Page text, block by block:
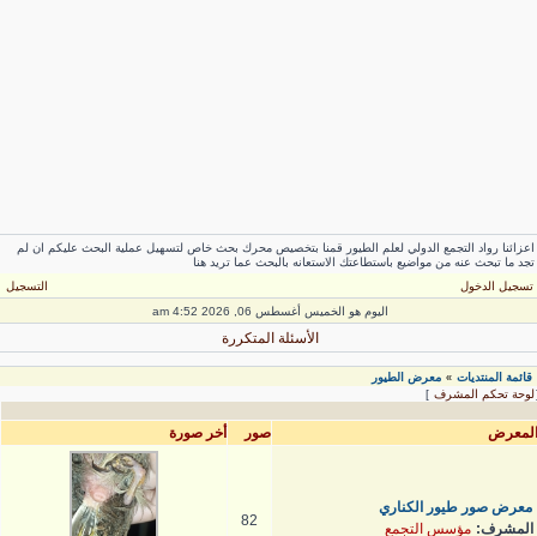
اعزائنا رواد التجمع الدولي لعلم الطيور قمنا بتخصيص محرك بحث خاص لتسهيل عملية البحث عليكم ان لم
تجد ما تبحث عنه من مواضيع باستطاعتك الاستعانه بالبحث عما تريد هنا
تسجيل الدخول
التسجيل
اليوم هو الخميس أغسطس 06, 2026 4:52 am
الأسئلة المتكررة
قائمة المنتديات » معرض الطيور
لوحة تحكم المشرف ]
المعرض صور أخر صورة
معرض صور طيور الكناري
المشرف: مؤسس التجمع 82